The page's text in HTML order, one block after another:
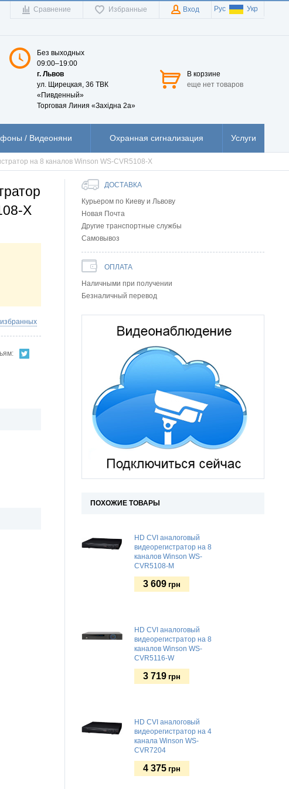
Сравнение Избранные Вход Рус Укр
Без выходных
09:00–19:00
г. Львов
ул. Щирецкая, 36 ТВК
«Пивденный»
Торговая Линия «Західна 2а»
В корзине
еще нет товаров
/ Видеоняни Охранная сигнализация Услуги
на 8 каналов Winson WS-CVR5108-X
ДОСТАВКА
Курьером по Киеву и Львову
Новая Почта
Другие транспортные службы
Самовывоз
ОПЛАТА
Наличными при получении
Безналичный перевод
ПОХОЖИЕ ТОВАРЫ
HD CVI аналоговый
видеорегистратор на 8
каналов Winson WS-
CVR5108-M
3 609 грн
HD CVI аналоговый
видеорегистратор на 8
каналов Winson WS-
CVR5116-W
3 719 грн
HD CVI аналоговый
видеорегистратор на 4
канала Winson WS-
CVR7204
4 375 грн
X
избранных